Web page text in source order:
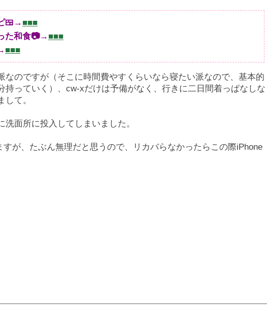
🍱→ ■■■
た和食📷→ ■■■
■■■
なのですが（そこに時間費やすくらいなら寝たい派なので、基本的
持っていく）、cw-xだけは予備がなく、行きに二日間着っぱなしな
て。
洗面所に投入してしまいました。
が、たぶん無理だと思うので、リカバらなかったらこの際iPhone